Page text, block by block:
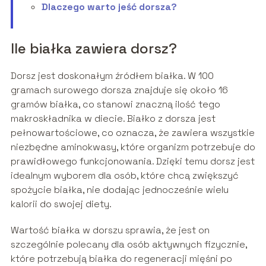
Dlaczego warto jeść dorsza?
Ile białka zawiera dorsz?
Dorsz jest doskonałym źródłem białka. W 100
gramach surowego dorsza znajduje się około 16
gramów białka, co stanowi znaczną ilość tego
makroskładnika w diecie. Białko z dorsza jest
pełnowartościowe, co oznacza, że zawiera wszystkie
niezbędne aminokwasy, które organizm potrzebuje do
prawidłowego funkcjonowania. Dzięki temu dorsz jest
idealnym wyborem dla osób, które chcą zwiększyć
spożycie białka, nie dodając jednocześnie wielu
kalorii do swojej diety.
Wartość białka w dorszu sprawia, że jest on
szczególnie polecany dla osób aktywnych fizycznie,
które potrzebują białka do regeneracji mięśni po